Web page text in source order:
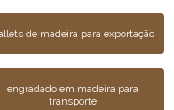
de madeira para exportação
engradado em madeira para
transporte